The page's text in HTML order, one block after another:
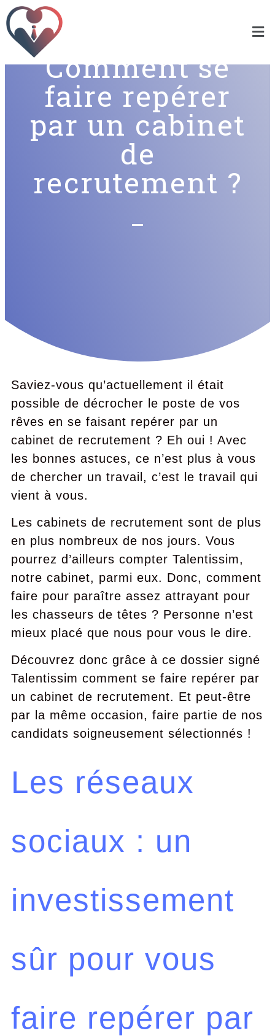
Comment se
faire repérer
par un cabinet
de
recrutement ?
Saviez-vous qu’actuellement il était
possible de décrocher le poste de vos
rêves en se faisant repérer par un
cabinet de recrutement ? Eh oui ! Avec
les bonnes astuces, ce n’est plus à vous
de chercher un travail, c’est le travail qui
vient à vous.
Les cabinets de recrutement sont de plus
en plus nombreux de nos jours. Vous
pourrez d’ailleurs compter Talentissim,
notre cabinet, parmi eux. Donc, comment
faire pour paraître assez attrayant pour
les chasseurs de têtes ? Personne n’est
mieux placé que nous pour vous le dire.
Découvrez donc grâce à ce dossier signé
Talentissim comment se faire repérer par
un cabinet de recrutement. Et peut-être
par la même occasion, faire partie de nos
candidats soigneusement sélectionnés !
Les réseaux
sociaux : un
investissement
sûr pour vous
faire repérer par